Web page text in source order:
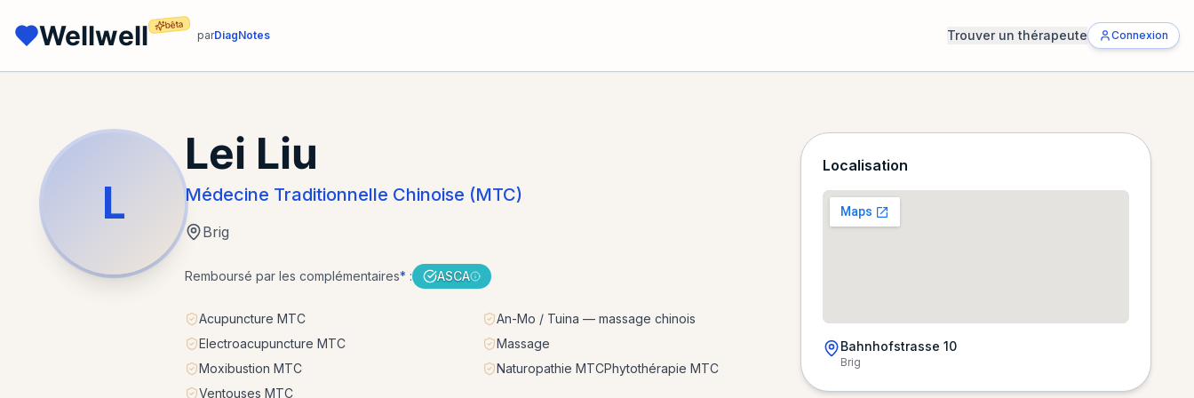
Wellwell bêta
parDiagNotes Trouver un thérapeute Connexion
L
Lei Liu
Médecine Traditionnelle Chinoise (MTC)
Brig
Remboursé par les complémentaires* : ASCA
Acupuncture MTC
An-Mo / Tuina — massage chinois
Electroacupuncture MTC
Massage
Moxibustion MTC
Naturopathie MTCPhytothérapie MTC
Ventouses MTC
Localisation
Chargement de la carte…
Bahnhofstrasse 10
Brig